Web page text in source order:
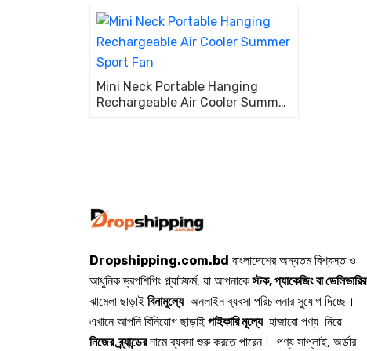
Mini Neck Portable Hanging
Rechargeable Air Cooler Summer
Dropshipping.com.bd বাংলাদেশের অন্যতম বিশ্বস্ত ও
আধুনিক ড্রপশিপিং প্ল্যাটফর্ম, যা আপনাকেস্টক, প্যাকেজিং বা ডেলিভারির
ঝামেলা ছাড়াই বিনামূল্যেঅনলাইন ব্যবসা পরিচালনার সুযোগ দিচ্ছে।
এখানে আপনি বিনিয়োগ ছাড়াই পাইকারি মূল্যেহাজারো পণ্য নিয়ে
নিজের ব্র্যান্ডেরনামে ব্যবসা শুরু করতে পারেন। পণ্য সাপ্লাই, অর্ডার